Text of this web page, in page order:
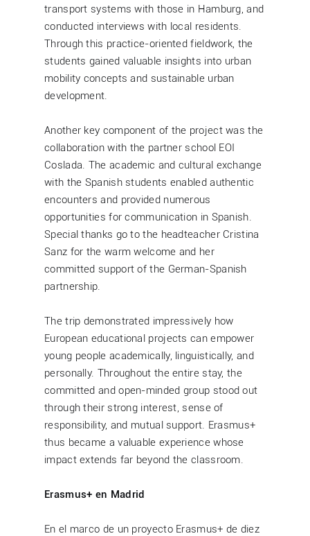
transport systems with those in Hamburg, and
conducted interviews with local residents.
Through this practice-oriented fieldwork, the
students gained valuable insights into urban
mobility concepts and sustainable urban
development.
Another key component of the project was the
collaboration with the partner school EOI
Coslada. The academic and cultural exchange
with the Spanish students enabled authentic
encounters and provided numerous
opportunities for communication in Spanish.
Special thanks go to the headteacher Cristina
Sanz for the warm welcome and her
committed support of the German-Spanish
partnership.
The trip demonstrated impressively how
European educational projects can empower
young people academically, linguistically, and
personally. Throughout the entire stay, the
committed and open-minded group stood out
through their strong interest, sense of
responsibility, and mutual support. Erasmus+
thus became a valuable experience whose
impact extends far beyond the classroom.
Erasmus+ en Madrid
En el marco de un proyecto Erasmus+ de diez